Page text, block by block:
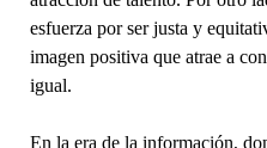
esfuerza por ser justa y
imagen positiva que atrae a
igual.
En la era de la información,